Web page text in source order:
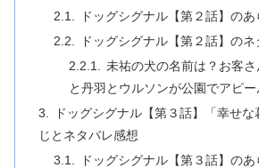
ドッグシグナル【第２話】のあ
ドッグシグナル【第２話】の
未祐の犬の名前は？お客さ
と丹羽とウルソンが公園でアピー
ドッグシグナル【第３話】「幸せ
じとネタバレ感想
ドッグシグナル【第３話】のあ